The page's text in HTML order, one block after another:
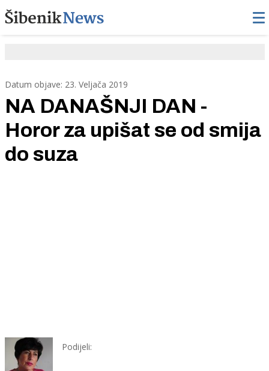
Datum objave: 23. Veljača 2019
NA DANAŠNJI DAN -
Horor za upišat se od smija
do suza
Podijeli: